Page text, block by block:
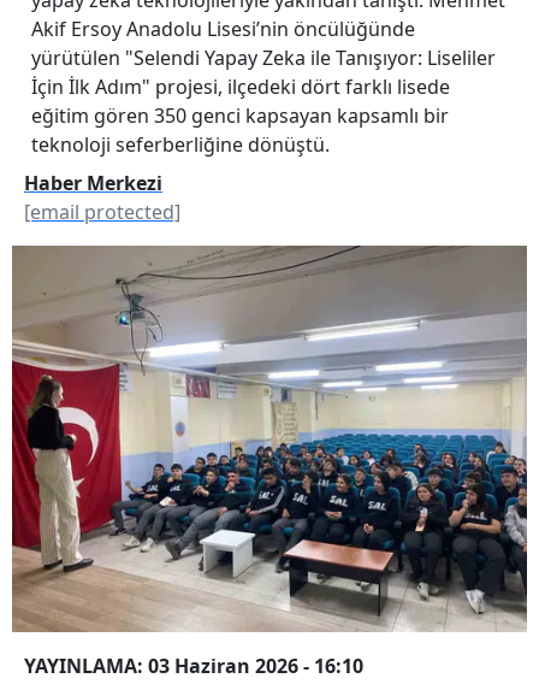
Akif Ersoy Anadolu Lisesi’nin öncülüğünde
yürütülen "Selendi Yapay Zeka ile Tanışıyor: Liseliler
İçin İlk Adım" projesi, ilçedeki dört farklı lisede
eğitim gören 350 genci kapsayan kapsamlı bir
teknoloji seferberliğine dönüştü.
Haber Merkezi
[email protected]
YAYINLAMA: 03 Haziran 2026 - 16:10